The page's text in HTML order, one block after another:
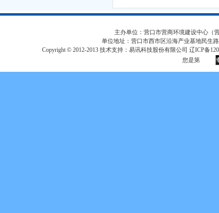
主办单位：营口市营商环境建设中心（
单位地址：营口市西市区沿海产业基地民生
Copyright © 2012-2013 技术支持：易讯科技股份有限公司 辽ICP备
您是第